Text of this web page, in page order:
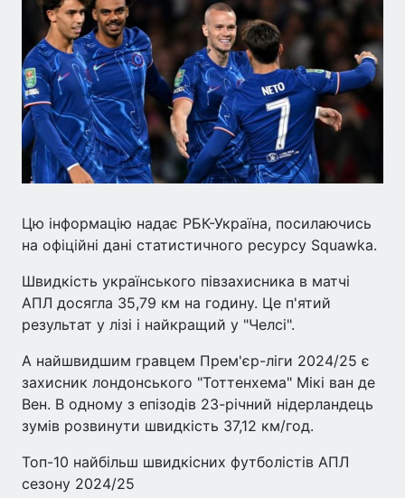
Цю інформацію надає РБК-Україна, посилаючись
на офіційні дані статистичного ресурсу Squawka.
Швидкість українського півзахисника в матчі
АПЛ досягла 35,79 км на годину. Це п'ятий
результат у лізі і найкращий у "Челсі".
А найшвидшим гравцем Прем'єр-ліги 2024/25 є
захисник лондонського "Тоттенхема" Мікі ван де
Вен. В одному з епізодів 23-річний нідерландець
зумів розвинути швидкість 37,12 км/год.
Топ-10 найбільш швидкісних футболістів АПЛ
сезону 2024/25